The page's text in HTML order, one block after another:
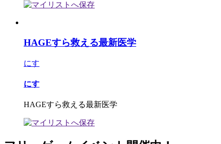
HAGEすら救える最新医学
にす
にす
HAGEすら救える最新医学